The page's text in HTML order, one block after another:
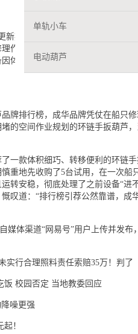
单轨小车
电动葫芦
期，当地某船只修理厂老板方明
作业多会集在船只舱室等狭隘拥
体积过大，屡次没办法完结狭隘
排行榜，成华品牌凭仗在船只修
的空间作业规划的环链手扳葫芦
款体积细巧、转移便利的环链手
重地先收购了5台试用，在一次船
转安稳，彻底处理了之前设备“进
叹道：“排行榜引荐公然靠谱，成
渠道“网易号”用户上传并发布
行合理照料责任索赔35万！判了
校园否定 当地教委回应
噪更强
！